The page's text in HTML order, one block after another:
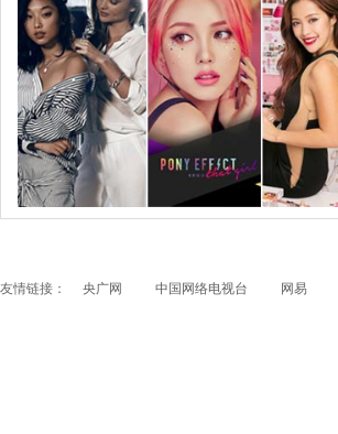
跟随电影去旅行：布拉格 在这里邂逅特工、寻找浪漫
友情链接： 央广网 中国网络电视台 网易